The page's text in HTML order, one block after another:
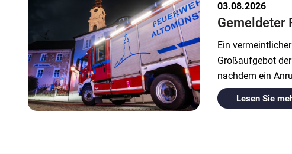
03.08.2026
Gemeldeter
Ein
Großaufgebot
nachdem ein
Lesen Sie